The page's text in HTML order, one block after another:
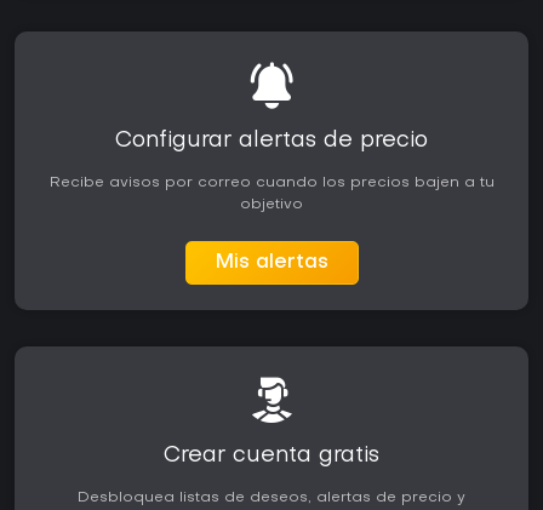
Configurar alertas de precio
Recibe avisos por correo cuando los precios bajen a tu
objetivo
Mis alertas
Crear cuenta gratis
Desbloquea listas de deseos, alertas de precio y